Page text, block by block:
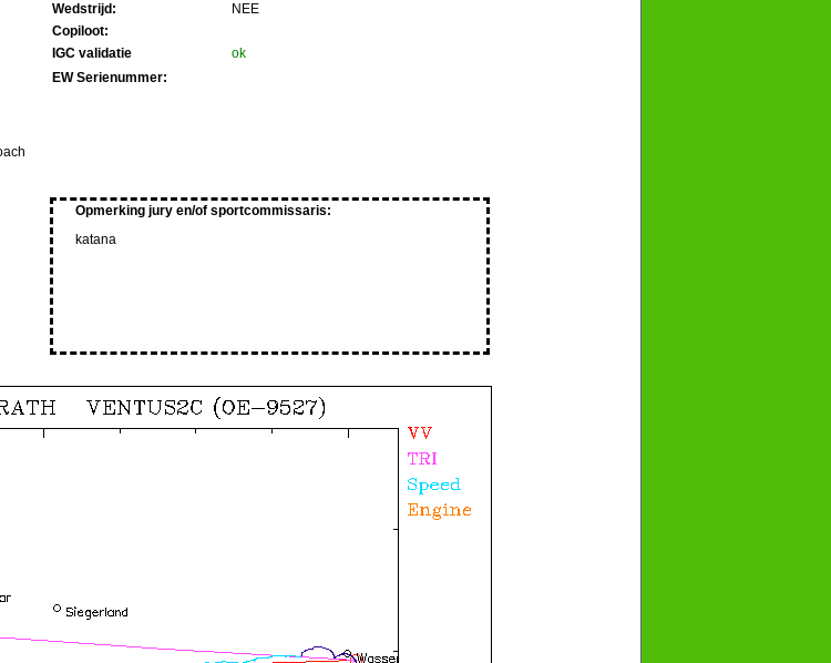
Wedstrijd:
NEE
Copiloot:
IGC validatie
ok
EW Serienummer:
Opmerking jury en/of sportcommissaris:
katana